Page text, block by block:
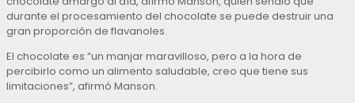
durante el procesamiento del chocolate se puede destruir una
gran proporción de flavanoles.
El chocolate es “un manjar maravilloso, pero a la hora de
percibirlo como un alimento saludable, creo que tiene sus
limitaciones”, afirmó Manson.